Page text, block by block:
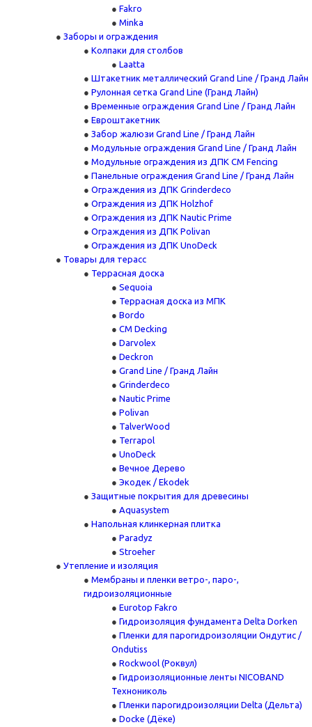
Fakro
Minka
Заборы и ограждения
Колпаки для столбов
Laatta
Штакетник металлический Grand Line / Гранд Лайн
Рулонная сетка Grand Line (Гранд Лайн)
Временные ограждения Grand Line / Гранд Лайн
Евроштакетник
Забор жалюзи Grand Line / Гранд Лайн
Модульные ограждения Grand Line / Гранд Лайн
Модульные ограждения из ДПК CM Fencing
Панельные ограждения Grand Line / Гранд Лайн
Ограждения из ДПК Grinderdeco
Ограждения из ДПК Holzhof
Ограждения из ДПК Nautic Prime
Ограждения из ДПК Polivan
Ограждения из ДПК UnoDeck
Товары для терасс
Террасная доска
Sequoia
Террасная доска из МПК
Bordo
CM Decking
Darvolex
Deckron
Grand Line / Гранд Лайн
Grinderdeco
Nautic Prime
Polivan
TalverWood
Terrapol
UnoDeck
Вечное Дерево
Экодек / Ekodek
Защитные покрытия для древесины
Aquasystem
Напольная клинкерная плитка
Paradyz
Stroeher
Утепление и изоляция
Мембраны и пленки ветро-, паро-,
гидроизоляционные
Eurotop Fakro
Гидроизоляция фундамента Delta Dorken
Пленки для парогидроизоляции Ондутис /
Ondutiss
Rockwool (Роквул)
Гидроизоляционные ленты NICOBAND
Технониколь
Пленки парогидроизоляции Delta (Дельта)
Docke (Дёке)